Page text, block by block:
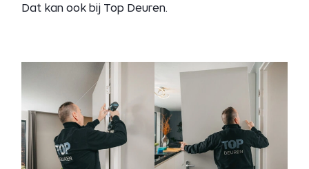
Dat kan ook bij Top Deuren.